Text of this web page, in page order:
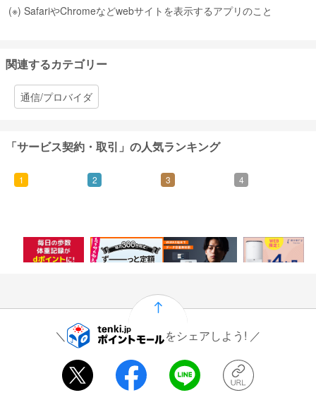
(※) SafariやChromeなどwebサイトを表示するアプリのこと
関連するカテゴリー
通信/プロバイダ
「サービス契約・取引」の人気ランキング
1
500ポイント
2
5,000ポイント
3
5,000 ポイント
4
7,000ポイント
をシェアしよう!